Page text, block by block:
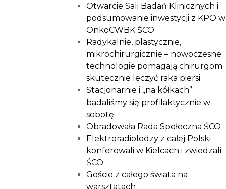
Otwarcie Sali Badań Klinicznych i
podsumowanie inwestycji z KPO w
OnkoCWBK ŚCO
Radykalnie, plastycznie,
mikrochirurgicznie – nowoczesne
technologie pomagają chirurgom
skutecznie leczyć raka piersi
Stacjonarnie i „na kółkach”
badaliśmy się profilaktycznie w
sobotę
Obradowała Rada Społeczna ŚCO
Elektroradiolodzy z całej Polski
konferowali w Kielcach i zwiedzali
ŚCO
Goście z całego świata na
warsztatach